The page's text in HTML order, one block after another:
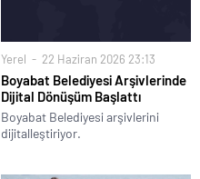
Yerel 22 Haziran 2026 23:13
Boyabat Belediyesi Arşivlerinde
Dijital Dönüşüm Başlattı
Boyabat Belediyesi arşivlerini
dijitalleştiriyor.